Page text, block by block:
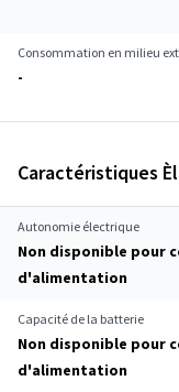
Consommation en milieu
-
Caractéristiques
Autonomie électrique
Non disponible pour
d'alimentation
Capacité de la batterie
Non disponible pour
d'alimentation